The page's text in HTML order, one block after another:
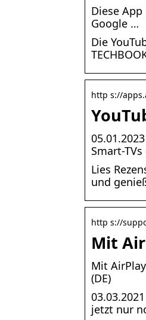
Diese
Google …
Die
http s://
Smart-
Lies
und
http s://
Mit
Mit
(DE)
jetzt nur